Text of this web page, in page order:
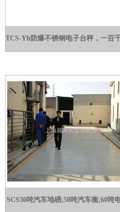
SCS30吨汽车地磅,50吨汽车衡,60吨